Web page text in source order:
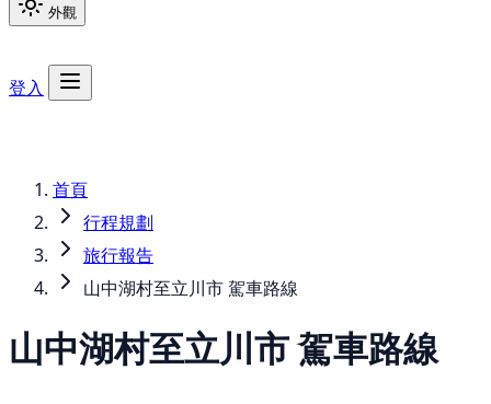
外觀
登入
首頁
行程規劃
旅行報告
山中湖村至立川市 駕車路線
山中湖村至立川市 駕車路線